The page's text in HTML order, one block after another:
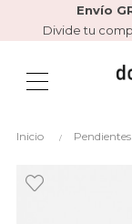
Envío
Divide tu
Inicio Pendientes